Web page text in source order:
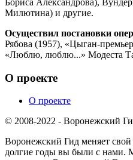
Милютина) и другие.
Осуществил постановки
Рябова (1957), «Цыган-
«Люблю, люблю...» Модеста
О проекте
О проекте
© 2008-2022 - Воронежский
Воронежский Гид меняет
долгие годы вы были с нами.